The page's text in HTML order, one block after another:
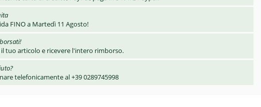
FINO a Martedì 11 Agosto!
tuo articolo e ricevere l'intero rimborso.
telefonicamente al +39 0289745998